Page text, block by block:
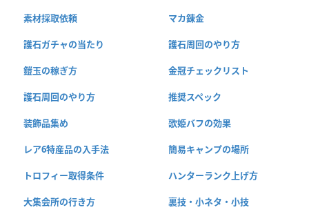
素材採取依頼 マカ錬金
護石ガチャの当たり 護石周回のやり方
鎧玉の稼ぎ方 金冠チェックリスト
護石周回のやり方 推奨スペック
装飾品集め 歌姫バフの効果
レア6特産品の入手法 簡易キャンプの場所
トロフィー取得条件 ハンターランク上げ方
大集会所の行き方 裏技・小ネタ・小技